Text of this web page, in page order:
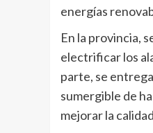
energías
En la provincia,
electrificar los
parte, se
sumergible de
mejorar la